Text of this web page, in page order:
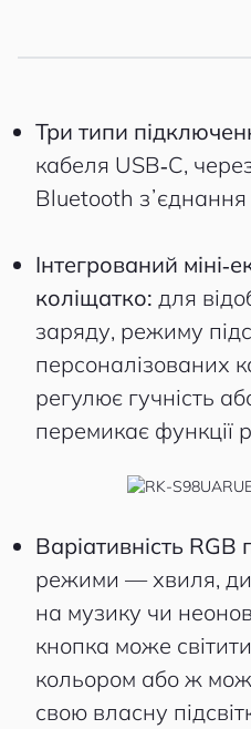
Три типи
кабеля USB‑C,
Bluetooth зʼєднання
Інтегрований
коліщатко: для
заряду, режиму
персоналізованих
регулює гучність
перемикає функції
Варіативність RGB
режими — хвиля,
на музику чи
кнопка може
кольором або ж
свою власну